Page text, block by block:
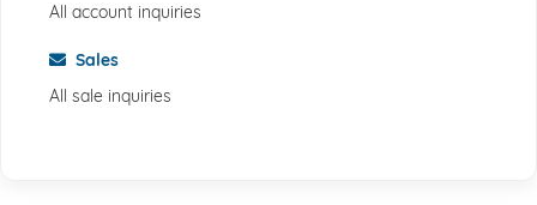
All account inquiries
Sales
All sale inquiries